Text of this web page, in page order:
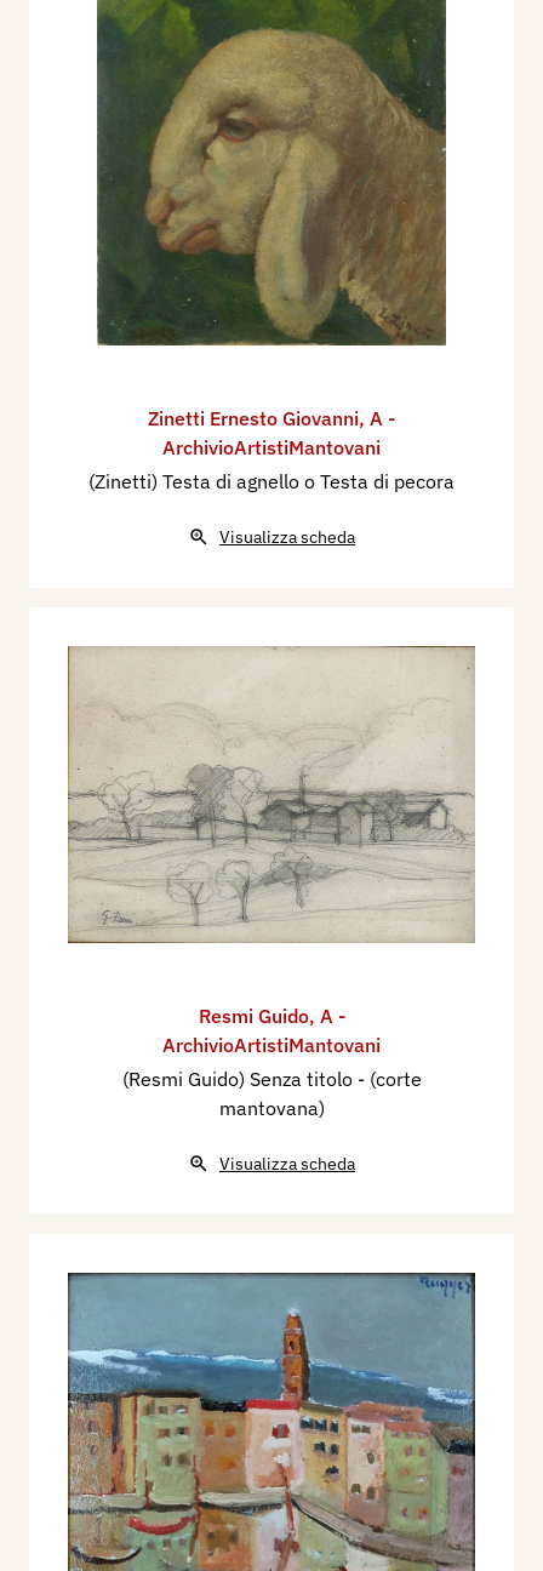
Zinetti Ernesto Giovanni, A -
ArchivioArtistiMantovani
(Zinetti) Testa di agnello o Testa di pecora
Visualizza scheda
Resmi Guido, A -
ArchivioArtistiMantovani
(Resmi Guido) Senza titolo - (corte
mantovana)
Visualizza scheda